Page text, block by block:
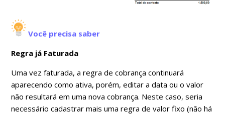
Você precisa saber
Regra já Faturada
Uma vez faturada, a regra de cobrança continuará
aparecendo como ativa, porém, editar a data ou o valor
não resultará em uma nova cobrança. Neste caso, seria
necessário cadastrar mais uma regra de valor fixo (não há